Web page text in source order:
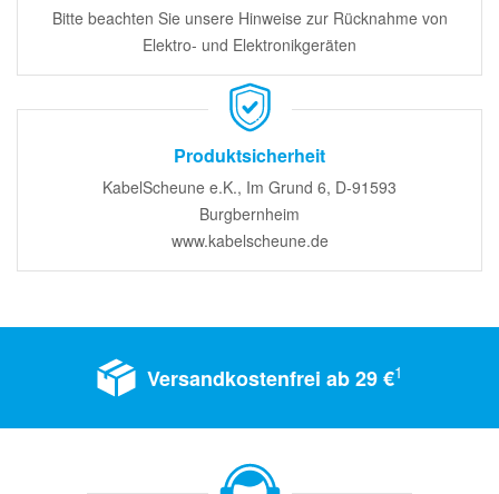
Bitte beachten Sie unsere Hinweise zur Rücknahme von
Elektro- und Elektronikgeräten
Produktsicherheit
KabelScheune e.K., Im Grund 6, D-91593
Burgbernheim
www.kabelscheune.de
Versandkostenfrei ab 29 €1